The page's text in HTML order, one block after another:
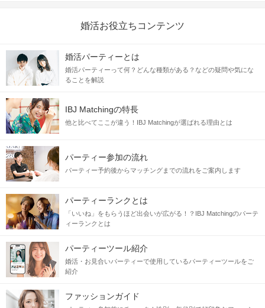
婚活お役立ちコンテンツ
婚活パーティーとは
婚活パーティーって何？どんな種類がある？などの疑問や気にな
ることを解説
IBJ Matchingの特長
他と比べてここが違う！IBJ Matchingが選ばれる理由とは
パーティー参加の流れ
パーティー予約後からマッチングまでの流れをご案内します
パーティーランクとは
「いいね」をもらうほど出会いが広がる！？IBJ Matchingのパーテ
ィーランクとは
パーティーツール紹介
婚活・お見合いパーティーで使用しているパーティーツールをご
紹介
ファッションガイド